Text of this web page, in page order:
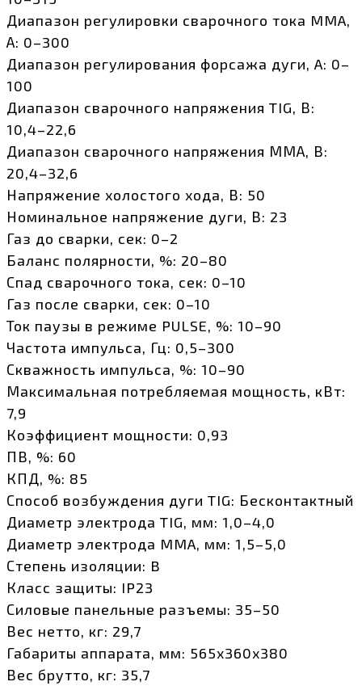
Диапазон регулировки сварочного тока MMA,
А: 0–300
Диапазон регулирования форсажа дуги, A: 0–
100
Диапазон сварочного напряжения TIG, В:
10,4–22,6
Диапазон сварочного напряжения ММА, В:
20,4–32,6
Напряжение холостого хода, В: 50
Номинальное напряжение дуги, В: 23
Газ до сварки, сек: 0–2
Баланс полярности, %: 20–80
Спад сварочного тока, сек: 0–10
Газ после сварки, сек: 0–10
Ток паузы в режиме PULSE, %: 10–90
Частота импульса, Гц: 0,5–300
Скважность импульса, %: 10–90
Максимальная потребляемая мощность, кВт:
7,9
Коэффициент мощности: 0,93
ПВ, %: 60
КПД, %: 85
Способ возбуждения дуги TIG: Бесконтактный
Диаметр электрода TIG, мм: 1,0–4,0
Диаметр электрода MMA, мм: 1,5–5,0
Степень изоляции: B
Класс защиты: IP23
Силовые панельные разъемы: 35–50
Вес нетто, кг: 29,7
Габариты аппарата, мм: 565х360х380
Вес брутто, кг: 35,7